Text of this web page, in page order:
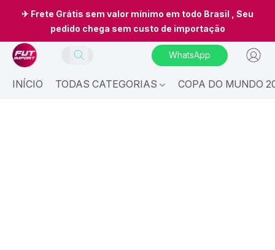
✈ Frete Grátis sem valor mínimo em todo Brasil , Seu
pedido chega sem custo de importação
WhatsApp
INÍCIO TODAS CATEGORIAS COPA DO MUNDO